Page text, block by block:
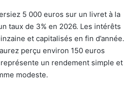
5 000 euros sur un livret à la
taux de 3% en 2026. Les intérêts
et capitalisés en fin d’année.
perçu environ 150 euros
un rendement simple et
modeste.